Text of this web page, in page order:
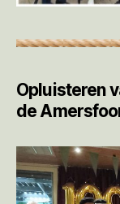
Opluisteren
de